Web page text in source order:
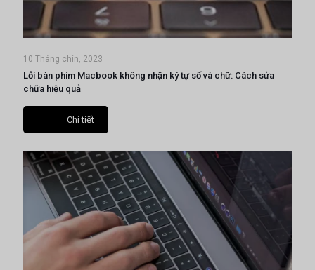
10 Tháng chín, 2023
Lỗi bàn phím Macbook không nhận ký tự số và chữ: Cách sửa
chữa hiệu quả
Chi tiết